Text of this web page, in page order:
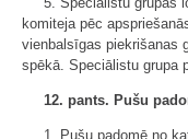
komiteja pēc
vienbalsīgas piekrišanas
spēkā. Speciālistu grupa
12. pants. Pušu
1. Pušu padomē no